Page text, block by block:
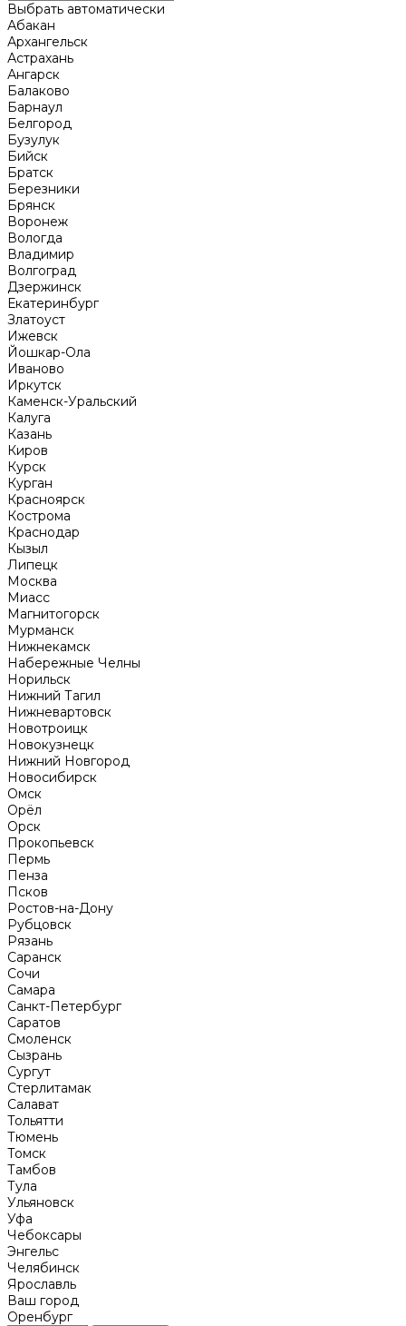
Выбрать автоматически
Абакан
Архангельск
Астрахань
Ангарск
Балаково
Барнаул
Белгород
Бузулук
Бийск
Братск
Березники
Брянск
Воронеж
Вологда
Владимир
Волгоград
Дзержинск
Екатеринбург
Златоуст
Ижевск
Йошкар-Ола
Иваново
Иркутск
Каменск-Уральский
Калуга
Казань
Киров
Курск
Курган
Красноярск
Кострома
Краснодар
Кызыл
Липецк
Москва
Миасс
Магнитогорск
Мурманск
Нижнекамск
Набережные Челны
Норильск
Нижний Тагил
Нижневартовск
Новотроицк
Новокузнецк
Нижний Новгород
Новосибирск
Омск
Орёл
Орск
Прокопьевск
Пермь
Пенза
Псков
Ростов-на-Дону
Рубцовск
Рязань
Саранск
Сочи
Самара
Санкт-Петербург
Саратов
Смоленск
Сызрань
Сургут
Стерлитамак
Салават
Тольятти
Тюмень
Томск
Тамбов
Тула
Ульяновск
Уфа
Чебоксары
Энгельс
Челябинск
Ярославль
Ваш город
Оренбург